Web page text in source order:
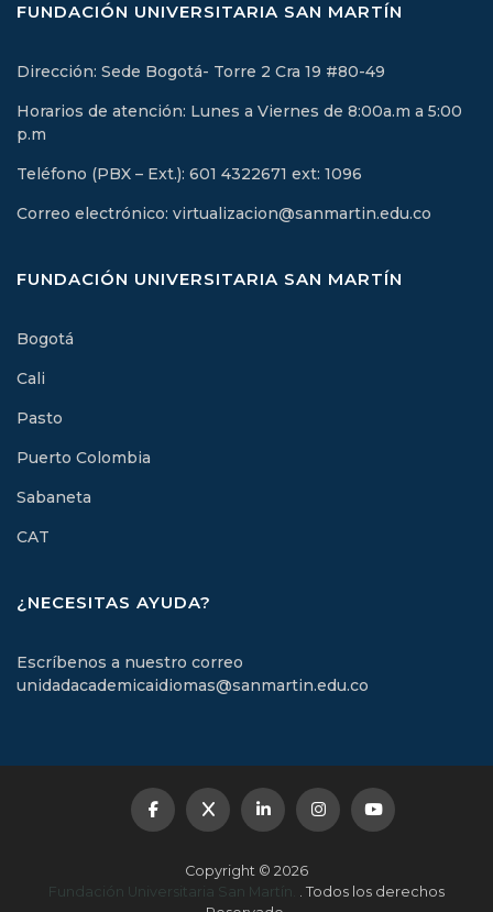
FUNDACIÓN UNIVERSITARIA SAN MARTÍN
Dirección: Sede Bogotá- Torre 2 Cra 19 #80-49
Horarios de atención: Lunes a Viernes de 8:00a.m a 5:00
p.m
Teléfono (PBX – Ext.): 601 4322671 ext: 1096
Correo electrónico: virtualizacion@sanmartin.edu.co
FUNDACIÓN UNIVERSITARIA SAN MARTÍN
Bogotá
Cali
Pasto
Puerto Colombia
Sabaneta
CAT
¿NECESITAS AYUDA?
Escríbenos a nuestro correo
unidadacademicaidiomas@sanmartin.edu.co
Copyright © 2026
Fundación Universitaria San Martín. . Todos los derechos